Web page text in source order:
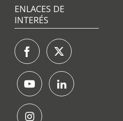
ENLACES DE
INTERÉS